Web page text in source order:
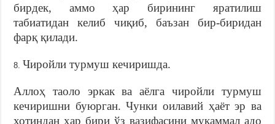
бирдек, аммо ҳар бирининг яратилиш
табиатидан келиб чиқиб, баъзан бир-биридан
фарқ қилади.
Чиройли турмуш кечиришда.
Аллоҳ таоло эркак ва аёлга чиройли турмуш
кечиришни буюрган. Чунки оилавий ҳаёт эр ва
хотиндан ҳар бири ўз вазифасини мукаммал адо